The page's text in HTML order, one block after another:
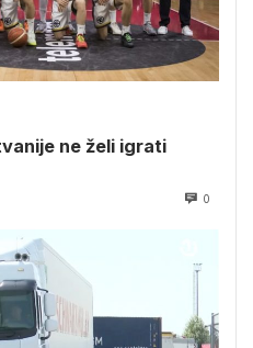
ne želi igrati
0